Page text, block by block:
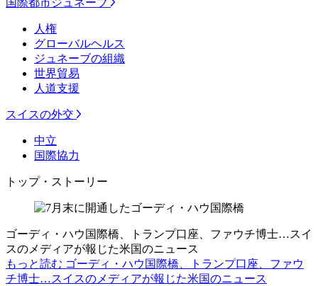
国際都市ジュネーブ
人権
グローバルヘルス
ジュネーブの組織
世界貿易
人道支援
スイスの外交
中立
国際協力
トップ・ストーリー
ゴーディ・ハウ国際橋、トランプ口座、ファウチ博士…スイ
スのメディアが報じた米国のニュース
もっと読む ゴーディ・ハウ国際橋、トランプ口座、ファウ
チ博士…スイスのメディアが報じた米国のニュース